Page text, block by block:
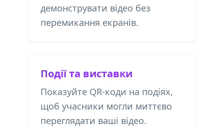
демонструвати відео без
перемикання екранів.
Події та виставки
Показуйте QR-коди на подіях,
щоб учасники могли миттєво
переглядати ваші відео.